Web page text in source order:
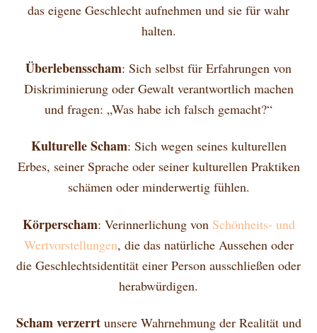
das eigene Geschlecht aufnehmen und sie für wahr
halten.
Überlebensscham: Sich selbst für Erfahrungen von
Diskriminierung oder Gewalt verantwortlich machen
und fragen: „Was habe ich falsch gemacht?“
Kulturelle Scham: Sich wegen seines kulturellen
Erbes, seiner Sprache oder seiner kulturellen Praktiken
schämen oder minderwertig fühlen.
Körperscham: Verinnerlichung von Schönheits- und
Wertvorstellungen, die das natürliche Aussehen oder
die Geschlechtsidentität einer Person ausschließen oder
herabwürdigen.
Scham verzerrtunsere Wahrnehmung der Realität und